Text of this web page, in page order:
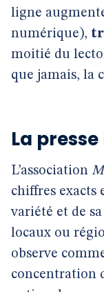
ligne
numérique),
moitié du
que jamais, la
La
L’association
chiffres exacts
variété et de
locaux ou
observe
concentration